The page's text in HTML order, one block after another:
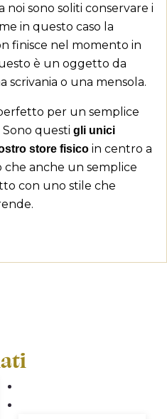
dei desideri ×
add_circle_outline
Crea nuova lista
×
×
per salvare dei
desideri.
((loginText))
noi sono soliti conservare i
in questo caso la
finisce nel momento in
è un oggetto da
scrivania o una mensola.
per un semplice
questi gli unici
store fisico in centro a
che anche un semplice
con uno stile che